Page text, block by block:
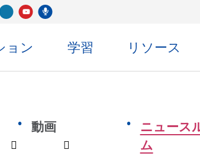
LinkedInユーチューブセンコ・ポッドキャスト
ョン 学習 リソース
ドロップダウン
動画
ドロップダウン
ニュース
ム